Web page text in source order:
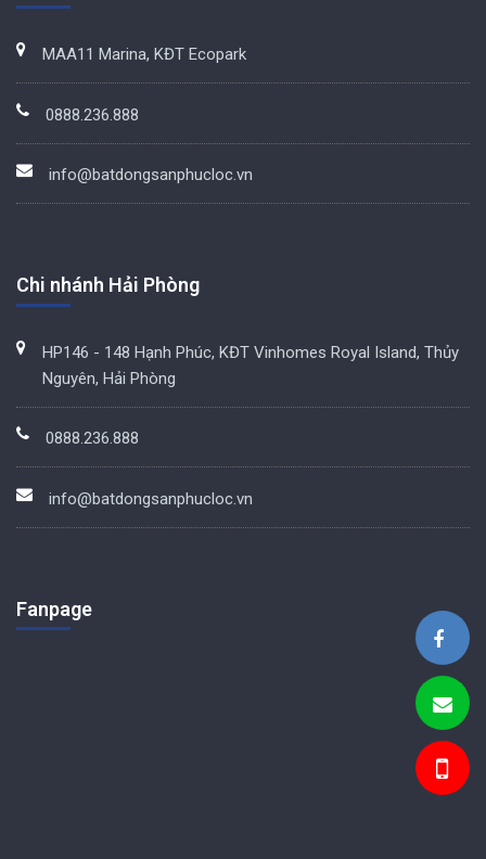
MAA11 Marina, KĐT Ecopark
0888.236.888
info@batdongsanphucloc.vn
Chi nhánh Hải Phòng
HP146 - 148 Hạnh Phúc, KĐT Vinhomes Royal Island, Thủy
Nguyên, Hải Phòng
0888.236.888
info@batdongsanphucloc.vn
Fanpage